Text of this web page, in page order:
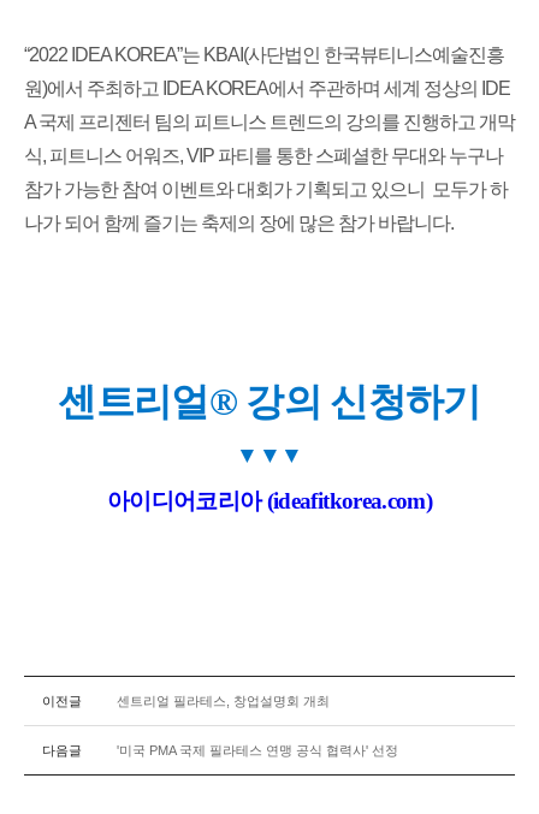
“2022 IDEA KOREA”는 KBAI(사단법인 한국뷰티니스예술진흥
원)에서 주최하고 IDEA KOREA에서 주관하며 세계 정상의 IDE
A 국제 프리젠터 팀의 피트니스 트렌드의 강의를 진행하고 개막
식, 피트니스 어워즈, VIP 파티를 통한 스폐셜한 무대와 누구나
참가 가능한 참여 이벤트와 대회가 기획되고 있으니 모두가 하
나가 되어 함께 즐기는 축제의 장에 많은 참가 바랍니다.
센트리얼® 강의 신청하기
▼ ▼ ▼
아이디어코리아 (ideafitkorea.com)
이전글 센트리얼 필라테스, 창업설명회 개최
다음글 '미국 PMA 국제 필라테스 연맹 공식 협력사' 선정